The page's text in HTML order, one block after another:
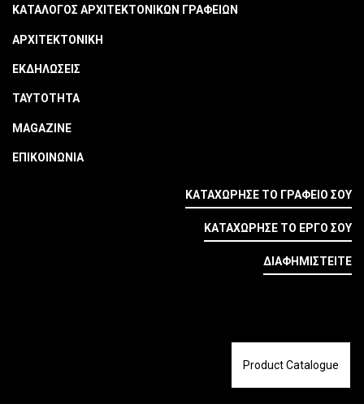
ΚΑΤΑΛΟΓΟΣ ΑΡΧΙΤΕΚΤΟΝΙΚΩΝ ΓΡΑΦΕΙΩΝ
ΑΡΧΙΤΕΚΤΟΝΙΚΗ
ΕΚΔΗΛΩΣΕΙΣ
ΤΑΥΤΟΤΗΤΑ
MAGAZINE
ΕΠΙΚΟΙΝΩΝΙΑ
ΚΑΤΑΧΩΡΗΣΕ ΤΟ ΓΡΑΦΕΙΟ ΣΟΥ
ΚΑΤΑΧΩΡΗΣΕ ΤΟ ΕΡΓΟ ΣΟΥ
ΔΙΑΦΗΜΙΣΤΕΙΤΕ
Product Catalogue